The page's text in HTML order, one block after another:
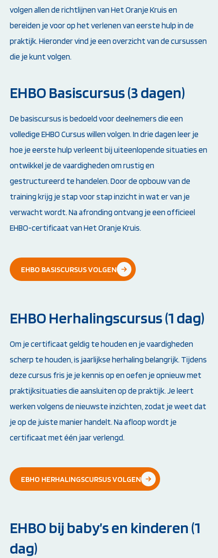
volgen allen de richtlijnen van Het Oranje Kruis en
bereiden je voor op het verlenen van eerste hulp in de
praktijk. Hieronder vind je een overzicht van de cursussen
die je kunt volgen.
EHBO Basiscursus (3 dagen)
De basiscursus is bedoeld voor deelnemers die een
volledige EHBO Cursus willen volgen. In drie dagen leer je
hoe je eerste hulp verleent bij uiteenlopende situaties en
ontwikkel je de vaardigheden om rustig en
gestructureerd te handelen. Door de opbouw van de
training krijg je stap voor stap inzicht in wat er van je
verwacht wordt. Na afronding ontvang je een officieel
EHBO-certificaat van Het Oranje Kruis.
EHBO BASISCURSUS VOLGEN
EHBO Herhalingscursus (1 dag)
Om je certificaat geldig te houden en je vaardigheden
scherp te houden, is jaarlijkse herhaling belangrijk. Tijdens
deze cursus fris je je kennis op en oefen je opnieuw met
praktijksituaties die aansluiten op de praktijk. Je leert
werken volgens de nieuwste inzichten, zodat je weet dat
je op de juiste manier handelt. Na afloop wordt je
certificaat met één jaar verlengd.
EBHO HERHALINGSCURSUS VOLGEN
EHBO bij baby’s en kinderen (1
dag)